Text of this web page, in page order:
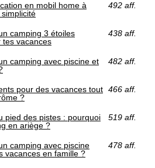
en mobil home à
492 aff.
camping 3 étoiles
tes vacances
438 aff.
camping avec piscine et
482 aff.
pour des vacances tout
?
466 aff.
pied des pistes : pourquoi
en ariège ?
519 aff.
camping avec piscine
vacances en famille ?
478 aff.